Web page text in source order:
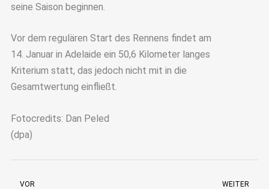
seine Saison beginnen.
Vor dem regulären Start des Rennens findet am
14. Januar in Adelaide ein 50,6 Kilometer langes
Kriterium statt, das jedoch nicht mit in die
Gesamtwertung einfließt.
Fotocredits: Dan Peled
(dpa)
VOR WEITER